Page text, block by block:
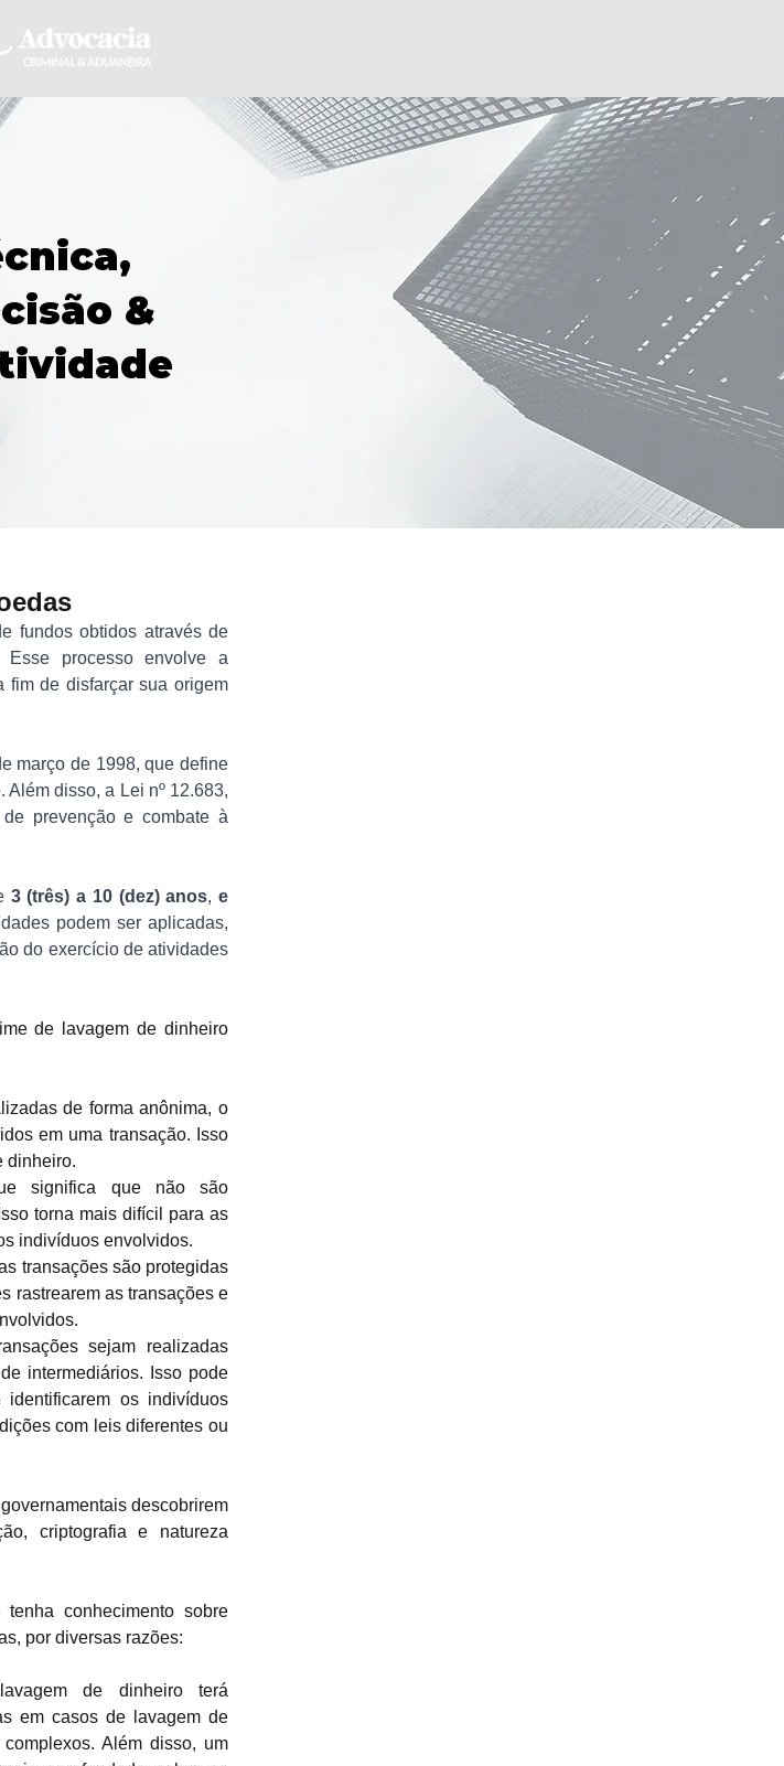
&
fundos obtidos através de
processo envolve a
fim de disfarçar sua origem
março de 1998, que define
disso, a Lei nº 12.683,
prevenção e combate à
3 (três) a 10 (dez) anos, e
podem ser aplicadas,
do exercício de atividades
de lavagem de dinheiro
de forma anônima, o
em uma transação. Isso
dinheiro.
significa que não são
torna mais difícil para as
indivíduos envolvidos.
transações são protegidas
rastrearem as transações e
sejam realizadas
intermediários. Isso pode
os indivíduos
com leis diferentes ou
descobrirem
criptografia e natureza
conhecimento sobre
por diversas razões:
de dinheiro terá
em casos de lavagem de
Além disso, um